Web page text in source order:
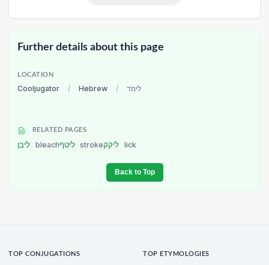
Further details about this page
LOCATION
Cooljugator / Hebrew / לימד
RELATED PAGES
bleach ליטף stroke lick
Back to Top
TOP CONJUGATIONS TOP ETYMOLOGIES